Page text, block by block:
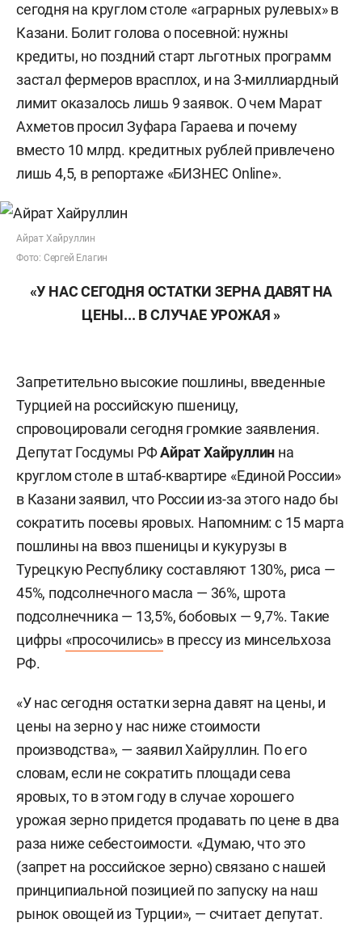
сегодня на круглом столе «аграрных рулевых» в
Казани. Болит голова о посевной: нужны
кредиты, но поздний старт льготных программ
застал фермеров врасплох, и на 3-миллиардный
лимит оказалось лишь 9 заявок. О чем Марат
Ахметов просил Зуфара Гараева и почему
вместо 10 млрд. кредитных рублей привлечено
лишь 4,5, в репортаже «БИЗНЕС Online».
Айрат Хайруллин
Фото: Сергей Елагин
«У НАС СЕГОДНЯ ОСТАТКИ ЗЕРНА ДАВЯТ НА
ЦЕНЫ... В СЛУЧАЕ УРОЖАЯ »
Запретительно высокие пошлины, введенные
Турцией на российскую пшеницу,
спровоцировали сегодня громкие заявления.
Депутат Госдумы РФАйрат Хайруллин на
круглом столе в штаб-квартире «Единой России»
в Казани заявил, что России из-за этого надо бы
сократить посевы яровых. Напомним: с 15 марта
пошлины на ввоз пшеницы и кукурузы в
Турецкую Республику составляют 130%, риса —
45%, подсолнечного масла — 36%, шрота
подсолнечника — 13,5%, бобовых — 9,7%. Такие
цифры «просочились» в прессу из минсельхоза
РФ.
«У нас сегодня остатки зерна давят на цены, и
цены на зерно у нас ниже стоимости
производства», — заявил Хайруллин. По его
словам, если не сократить площади сева
яровых, то в этом году в случае хорошего
урожая зерно придется продавать по цене в два
раза ниже себестоимости. «Думаю, что это
(запрет на российское зерно) связано с нашей
принципиальной позицией по запуску на наш
рынок овощей из Турции», — считает депутат.